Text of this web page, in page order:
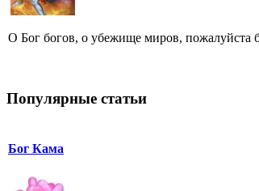
O Бог богов, о убежище миров, пожалуйста
Популярные статьи
Бог Кама